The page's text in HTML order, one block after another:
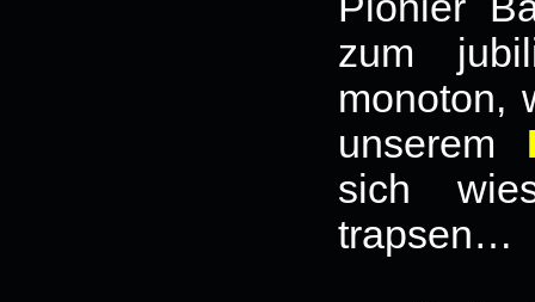
zum
monoton,
unserem
sich
trapsen…